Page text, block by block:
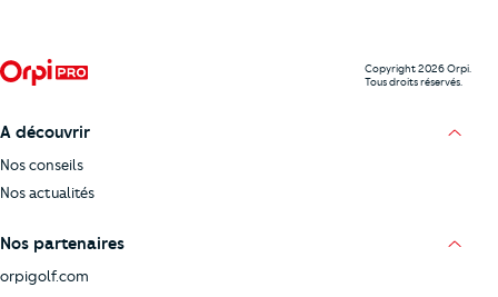
Copyright 2026 Orpi.
Tous droits réservés.
A découvrir
Nos conseils
Nos actualités
Nos partenaires
orpigolf.com